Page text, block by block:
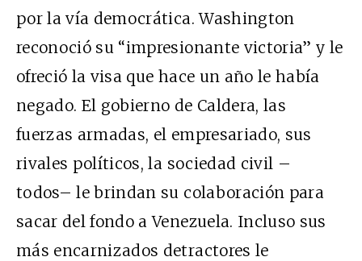
por la vía democrática. Washington
reconoció su “impresionante victoria” y le
ofreció la visa que hace un año le había
negado. El gobierno de Caldera, las
fuerzas armadas, el empresariado, sus
rivales políticos, la sociedad civil –
todos– le brindan su colaboración para
sacar del fondo a Venezuela. Incluso sus
más encarnizados detractores le